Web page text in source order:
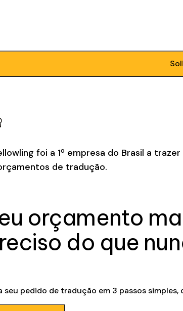
foi a 1º empresa do Brasil a
de tradução.
orçamento
do que
seu pedido de tradução em 3 passos